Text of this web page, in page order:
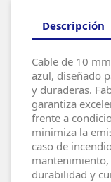
Descripción
Cable de 10
azul, diseñado
y duraderas.
garantiza
frente a
minimiza la
caso de
durabilidad y